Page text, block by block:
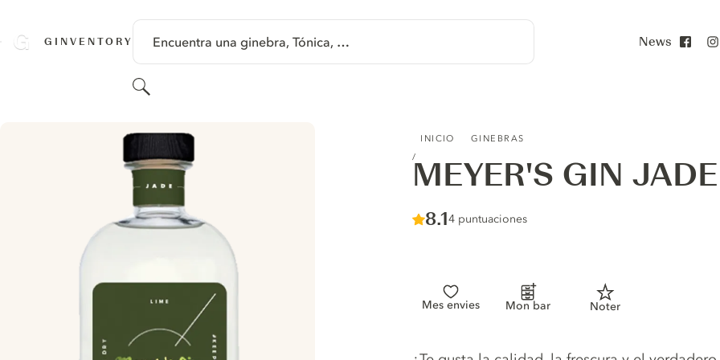
GINVENTORY Encuentra una ginebra, Tónica, …
Buscar
News
INICIO GINEBRAS
MEYER'S GIN JADE
Score :
8.1/ 10
4 puntuaciones
Mes envies Mon bar Noter